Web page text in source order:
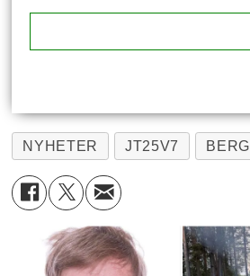
NYHETER JT25V7 BERG